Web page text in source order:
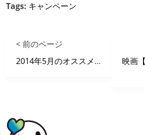
Tags: キャンペーン
< 前のページ
2014年5月のオススメ動画